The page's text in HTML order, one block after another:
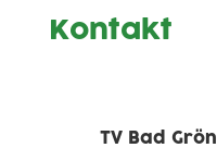
Kontakt
TV Bad